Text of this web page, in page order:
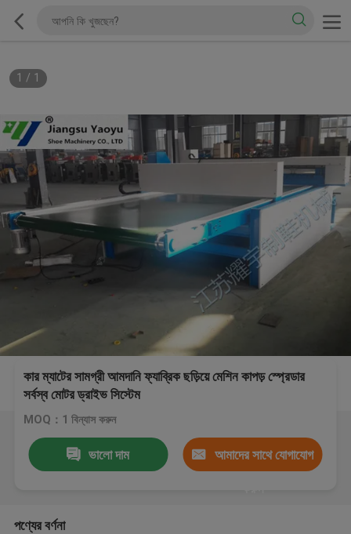
1 / 1
কার ম্যাটের সামগ্রী আমদানি ফ্যাব্রিক ছড়িয়ে মেশিন কাপড় স্প্রেডার
সর্বস্ব মোটর ড্রাইভ সিস্টেম
MOQ：1 বিন্যাস করুন
ভালো দাম আমাদের সাথে যোগাযোগ
পণ্যের বর্ণনা